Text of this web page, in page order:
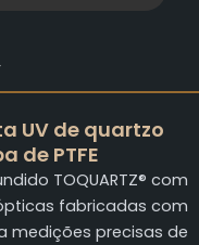
UV de quartzo
de PTFE
TOQUARTZ® com
fabricadas com
medições precisas de